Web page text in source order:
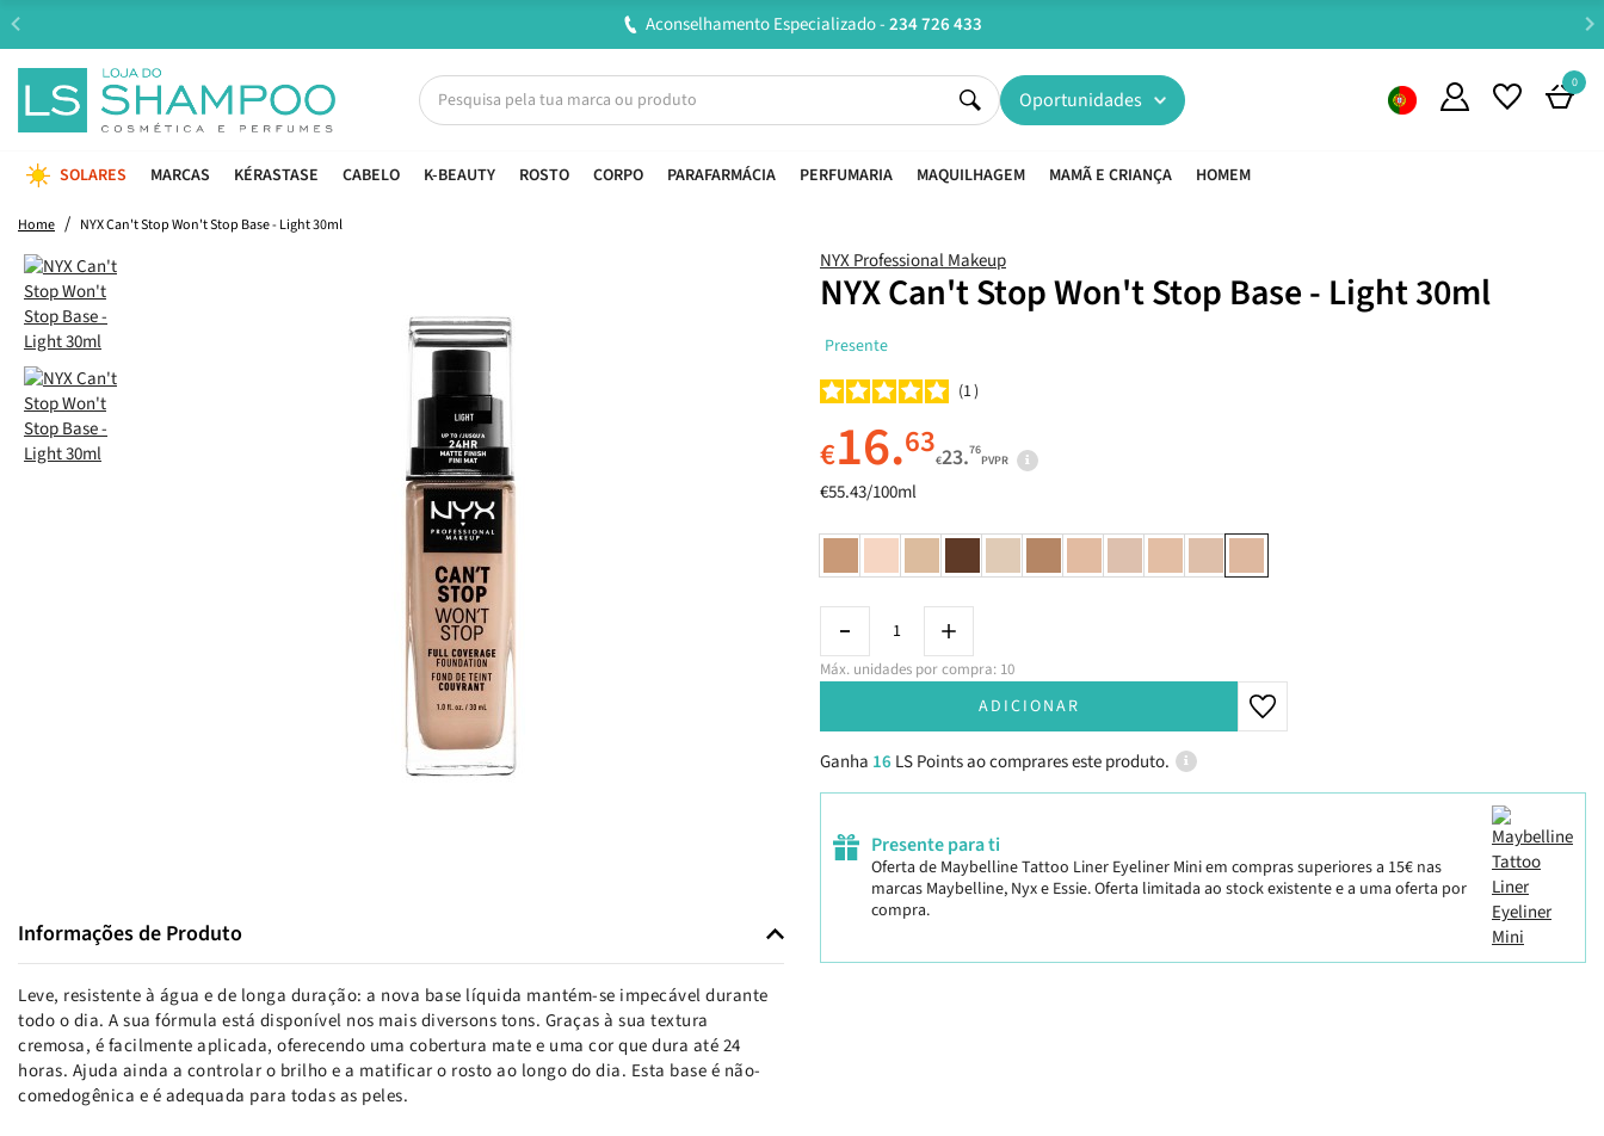
Entregas em 24H úteis.Oferta de portes a partir de €45*
Oportunidades
0
SOLARES MARCAS KÉRASTASE CABELO K-BEAUTY ROSTO CORPO PARAFARMÁCIA PERFUMARIA MAQUILHAGEM MAMÃ E CRIANÇA HOMEM
Home NYX Can't Stop Won't Stop Base - Light 30ml
Informações de Produto
Leve, resistente à água e de longa duração: a nova base líquida mantém-se impecável durante
todo o dia. A sua fórmula está disponível nos mais diversons tons. Graças à sua textura
cremosa, é facilmente aplicada, oferecendo uma cobertura mate e uma cor que dura até 24
horas. Ajuda ainda a controlar o brilho e a matificar o rosto ao longo do dia. Esta base é não-
comedogênica e é adequada para todas as peles.
NYX Professional Makeup
NYX Can't Stop Won't Stop Base - Light 30ml
Presente
1
€16.63€23.76
PVPR
€55.43/100ml
Máx. unidades por compra: 10
ADICIONAR
Ganha 16 LS Points ao comprares este produto.
Presente para ti
Oferta de Maybelline Tattoo Liner Eyeliner Mini em compras superiores a 15€ nas
marcas Maybelline, Nyx e Essie. Oferta limitada ao stock existente e a uma oferta por
compra.